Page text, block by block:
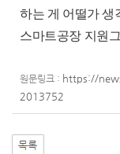
하는 게 어떨가 생
스마트공장 지원
원문링크 : https://
2013752